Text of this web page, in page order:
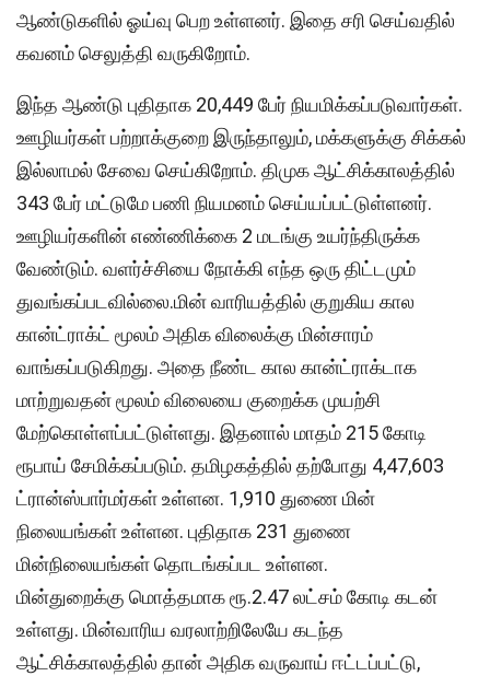
ஆண்டுகளில் ஓய்வு பெற உள்ளனர். இதை சரி செய்வதில்
கவனம் செலுத்தி வருகிறோம்.
இந்த ஆண்டு புதிதாக 20,449 பேர் நியமிக்கப்படுவார்கள்.
ஊழியர்கள் பற்றாக்குறை இருந்தாலும், மக்களுக்கு சிக்கல்
இல்லாமல் சேவை செய்கிறோம். திமுக ஆட்சிக்காலத்தில்
343 பேர் மட்டுமே பணி நியமனம் செய்யப்பட்டுள்ளனர்.
ஊழியர்களின் எண்ணிக்கை 2 மடங்கு உயர்ந்திருக்க
வேண்டும். வளர்ச்சியை நோக்கி எந்த ஒரு திட்டமும்
துவங்கப்படவில்லை.மின் வாரியத்தில் குறுகிய கால
கான்ட்ராக்ட் மூலம் அதிக விலைக்கு மின்சாரம்
வாங்கப்படுகிறது. அதை நீண்ட கால கான்ட்ராக்டாக
மாற்றுவதன் மூலம் விலையை குறைக்க முயற்சி
மேற்கொள்ளப்பட்டுள்ளது. இதனால் மாதம் 215 கோடி
ரூபாய் சேமிக்கப்படும். தமிழகத்தில் தற்போது 4,47,603
ட்ரான்ஸ்பார்மர்கள் உள்ளன. 1,910 துணை மின்
நிலையங்கள் உள்ளன. புதிதாக 231 துணை
மின்நிலையங்கள் தொடங்கப்பட உள்ளன.
மின்துறைக்கு மொத்தமாக ரூ.2.47 லட்சம் கோடி கடன்
உள்ளது. மின்வாரிய வரலாற்றிலேயே கடந்த
ஆட்சிக்காலத்தில் தான் அதிக வருவாய் ஈட்டப்பட்டு,